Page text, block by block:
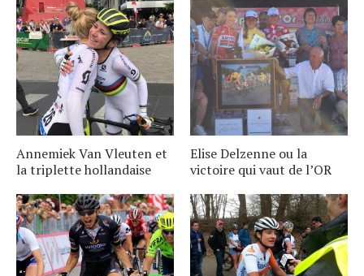
Annemiek Van Vleuten et
la triplette hollandaise
Elise Delzenne ou la
victoire qui vaut de l’OR